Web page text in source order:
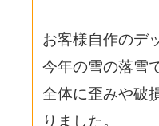
お客様自作のデ
今年の雪の落雪
全体に歪みや破
りました。